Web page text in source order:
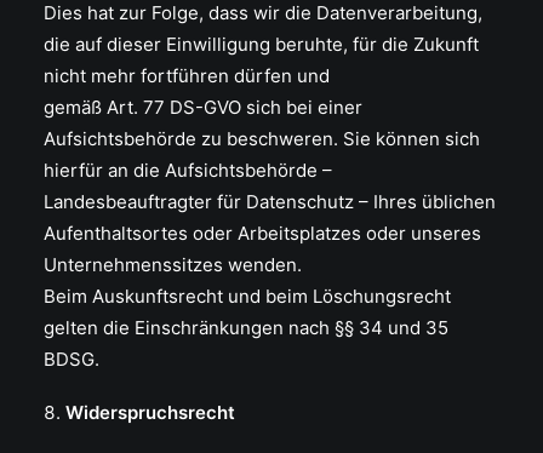
Dies hat zur Folge, dass wir die Datenverarbeitung,
die auf dieser Einwilligung beruhte, für die Zukunft
nicht mehr fortführen dürfen und
gemäß Art. 77 DS-GVO sich bei einer
Aufsichtsbehörde zu beschweren. Sie können sich
hierfür an die Aufsichtsbehörde –
Landesbeauftragter für Datenschutz – Ihres üblichen
Aufenthaltsortes oder Arbeitsplatzes oder unseres
Unternehmenssitzes wenden.
Beim Auskunftsrecht und beim Löschungsrecht
gelten die Einschränkungen nach §§ 34 und 35
BDSG.
Widerspruchsrecht